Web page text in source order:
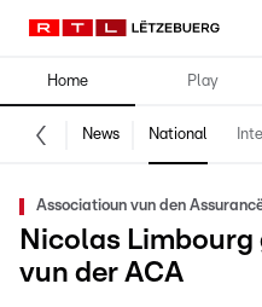
Home Play
News National
Associatioun vun den
Nicolas
vun der ACA